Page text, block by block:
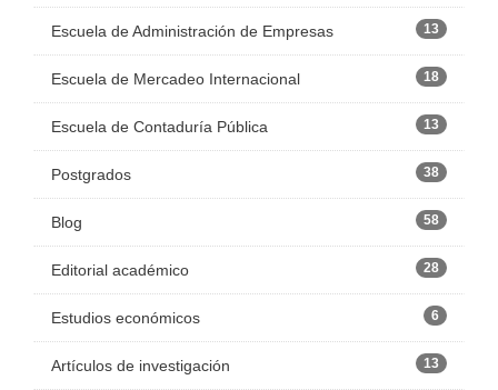
Escuela de Administración de Empresas 13
Escuela de Mercadeo Internacional 18
Escuela de Contaduría Pública 13
Postgrados 38
Blog 58
Editorial académico 28
Estudios económicos 6
Artículos de investigación 13